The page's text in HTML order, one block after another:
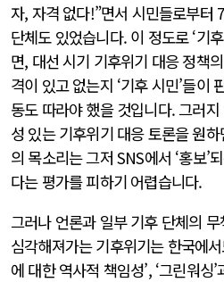
자, 자격 없다!”면서 시민들로부터
단체도 있었습니다. 이 정도로 ‘기
면, 대선 시기 기후위기 대응 정책
격이 있고 없는지 ‘기후 시민’들이
동도 따라야 했을 것입니다. 그러
성 있는 기후위기 대응 토론을 원
의 목소리는 그저 SNS에서 ‘홍보’
다는 평가를 피하기 어렵습니다.
그러나 언론과 일부 기후 단체의
심각해져가는 기후위기는 한국에서
에 대한 역사적 책임성’, ‘그린워싱